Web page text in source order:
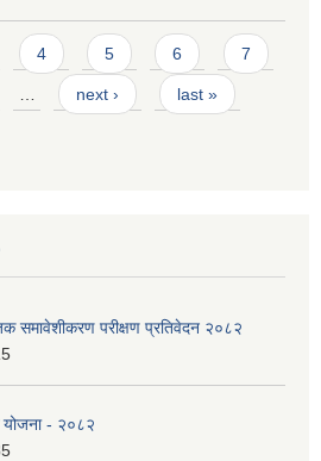
4 5 6 7
… next › last »
समावेशीकरण परीक्षण प्रतिवेदन २०८२
- २०८२